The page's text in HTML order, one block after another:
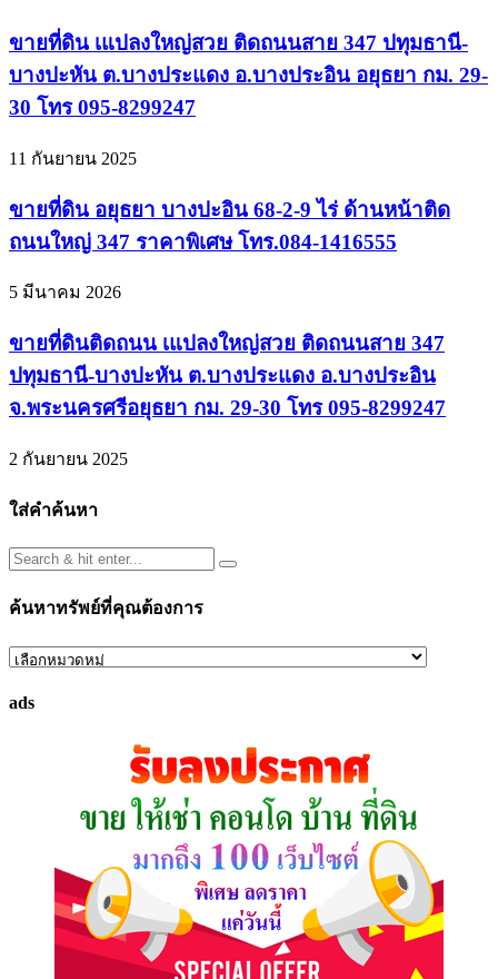
ขายที่ดิน เแปลงใหญ่สวย ติดถนนสาย 347 ปทุมธานี-
บางปะหัน ต.บางประแดง อ.บางประอิน อยุธยา กม. 29-
30 โทร 095-8299247
11 กันยายน 2025
ขายที่ดิน อยุธยา บางปะอิน 68-2-9 ไร่ ด้านหน้าติด
ถนนใหญ่ 347 ราคาพิเศษ โทร.084-1416555
5 มีนาคม 2026
ขายที่ดินติดถนน เแปลงใหญ่สวย ติดถนนสาย 347
ปทุมธานี-บางปะหัน ต.บางประแดง อ.บางประอิน
จ.พระนครศรีอยุธยา กม. 29-30 โทร 095-8299247
2 กันยายน 2025
ใส่คำค้นหา
ค้นหาทรัพย์ที่คุณต้องการ
ค้นหา
ที่
ads